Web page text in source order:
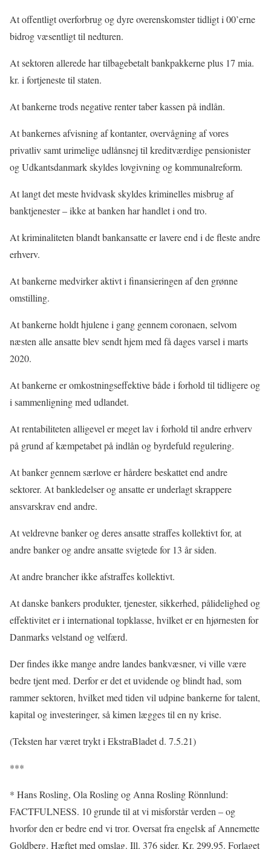
At offentligt overforbrug og dyre overenskomster tidligt i 00’erne
bidrog væsentligt til nedturen.
At sektoren allerede har tilbagebetalt bankpakkerne plus 17 mia.
kr. i fortjeneste til staten.
At bankerne trods negative renter taber kassen på indlån.
At bankernes afvisning af kontanter, overvågning af vores
privatliv samt urimelige udlånsnej til kreditværdige pensionister
og Udkantsdanmark skyldes lovgivning og kommunalreform.
At langt det meste hvidvask skyldes kriminelles misbrug af
banktjenester – ikke at banken har handlet i ond tro.
At kriminaliteten blandt bankansatte er lavere end i de fleste andre
erhverv.
At bankerne medvirker aktivt i finansieringen af den grønne
omstilling.
At bankerne holdt hjulene i gang gennem coronaen, selvom
næsten alle ansatte blev sendt hjem med få dages varsel i marts
2020.
At bankerne er omkostningseffektive både i forhold til tidligere og
i sammenligning med udlandet.
At rentabiliteten alligevel er meget lav i forhold til andre erhverv
på grund af kæmpetabet på indlån og byrdefuld regulering.
At banker gennem særlove er hårdere beskattet end andre
sektorer. At bankledelser og ansatte er underlagt skrappere
ansvarskrav end andre.
At veldrevne banker og deres ansatte straffes kollektivt for, at
andre banker og andre ansatte svigtede for 13 år siden.
At andre brancher ikke afstraffes kollektivt.
At danske bankers produkter, tjenester, sikkerhed, pålidelighed og
effektivitet er i international topklasse, hvilket er en hjørnesten for
Danmarks velstand og velfærd.
Der findes ikke mange andre landes bankvæsner, vi ville være
bedre tjent med. Derfor er det et uvidende og blindt had, som
rammer sektoren, hvilket med tiden vil udpine bankerne for talent,
kapital og investeringer, så kimen lægges til en ny krise.
(Teksten har været trykt i EkstraBladet d. 7.5.21)
***
* Hans Rosling, Ola Rosling og Anna Rosling Rönnlund:
FACTFULNESS. 10 grunde til at vi misforstår verden – og
hvorfor den er bedre end vi tror. Oversat fra engelsk af Annemette
Goldberg. Hæftet med omslag. Ill. 376 sider. Kr. 299,95. Forlaget